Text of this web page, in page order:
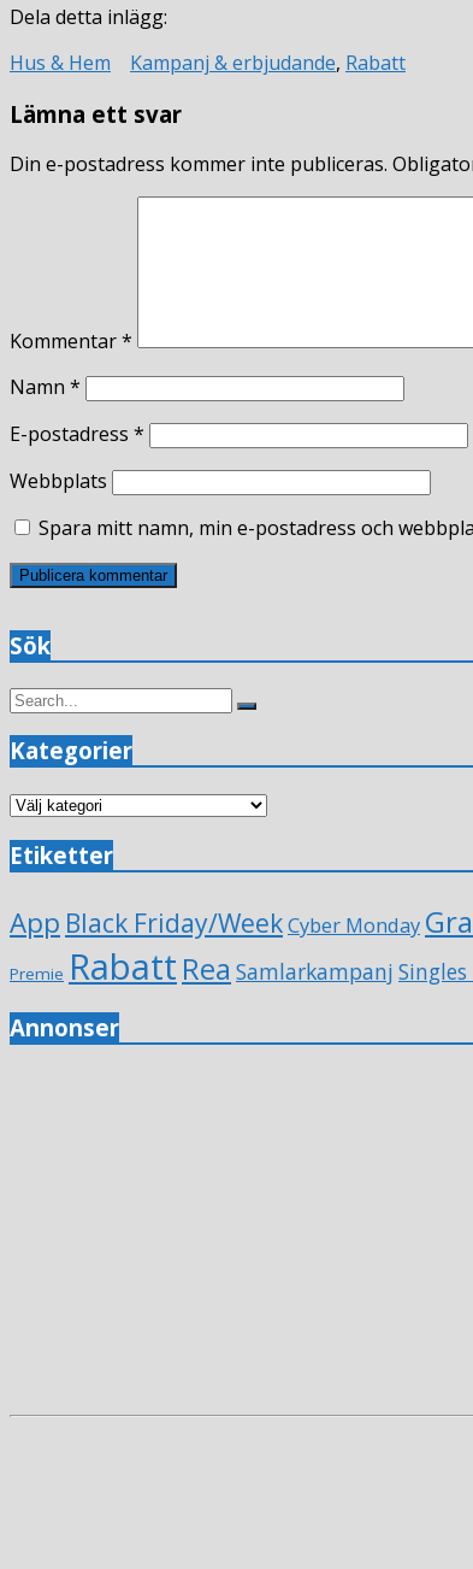
Dela detta inlägg:
Hus & Hem
Kampanj & erbjudande, Rabatt
Lämna ett svar
Din e-postadress kommer inte publiceras.
Kommentar*
Namn *
E-postadress *
Webbplats
Spara mitt namn, min e-postadress och
Sök
Search
Search
Kategorier
Kategorier
Etiketter
App Black Friday/WeekCyber Monday
Premie Rabatt Rea Samlarkampanj Singles
Annonser